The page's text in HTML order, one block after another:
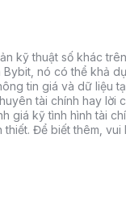
kỹ thuật số khác
nó có thể khả
tin giá và dữ liệu
tài chính hay lời
giá kỹ tình hình tài
Để biết thêm,